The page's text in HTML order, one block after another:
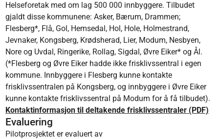
Helseforetak med om lag 500 000 innbyggere. Tilbudet
gjaldt disse kommunene: Asker, Bærum, Drammen;
Flesberg*, Flå, Gol, Hemsedal, Hol, Hole, Holmestrand,
Jevnaker, Kongsberg, Krødsherad, Lier, Modum, Nesbyen,
Nore og Uvdal, Ringerike, Rollag, Sigdal, Øvre Eiker* og Ål.
(*Flesberg og Øvre Eiker hadde ikke frisklivssentral i egen
kommune. Innbyggere i Flesberg kunne kontakte
frisklivssentralen på Kongsberg, og innbyggere i Øvre Eiker
kunne kontakte frisklivssentral på Modum for å få tilbudet).
Kontaktinformasjon til deltakende frisklivssentraler (PDF)
Evaluering
Pilotprosjektet er evaluert av